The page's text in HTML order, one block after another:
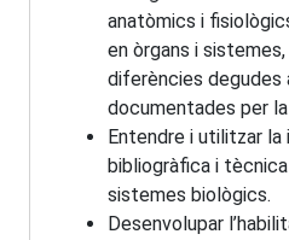
anatòmics i
en òrgans i
diferències degudes
documentades per
Entendre i utilitzar la
bibliogràfica i
sistemes biològics.
Desenvolupar